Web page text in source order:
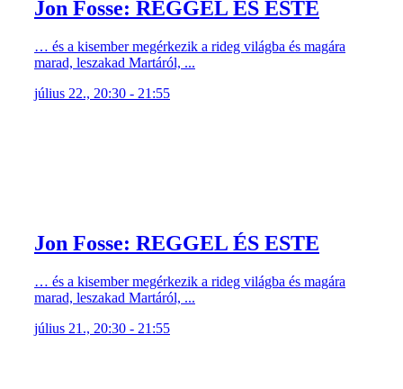
Jon Fosse: REGGEL ÉS ESTE
… és a kisember megérkezik a rideg világba és magára
marad, leszakad Martáról, ...
július 22., 20:30 - 21:55
Jon Fosse: REGGEL ÉS ESTE
… és a kisember megérkezik a rideg világba és magára
marad, leszakad Martáról, ...
július 21., 20:30 - 21:55